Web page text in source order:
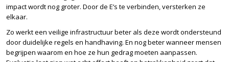
impact wordt nog groter. Door de E’s te verbinden, versterken ze
elkaar.
Zo werkt een veilige infrastructuur beter als deze wordt ondersteund
door duidelijke regels en handhaving. En nog beter wanneer mensen
begrijpen waarom en hoe ze hun gedrag moeten aanpassen.